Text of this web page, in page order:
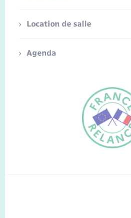
FR
Location de salle
Agenda